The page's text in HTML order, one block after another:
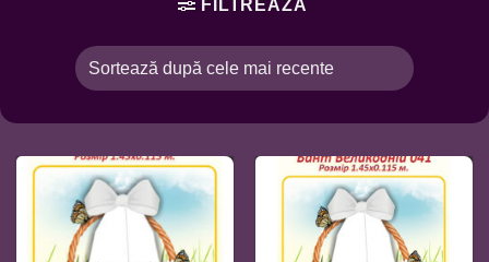
FILTREAZĂ